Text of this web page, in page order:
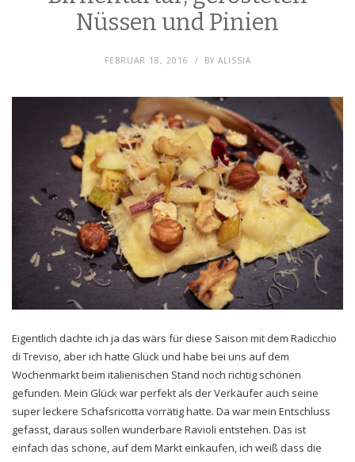
Nüssen und Pinien
FEBRUAR 18, 2016 BY ALISSIA
Eigentlich dachte ich ja das wärs für diese Saison mit dem Radicchio
di Treviso, aber ich hatte Glück und habe bei uns auf dem
Wochenmarkt beim italienischen Stand noch richtig schönen
gefunden. Mein Glück war perfekt als der Verkäufer auch seine
super leckere Schafsricotta vorrätig hatte. Da war mein Entschluss
gefasst, daraus sollen wunderbare Ravioli entstehen. Das ist
einfach das schöne, auf dem Markt einkaufen, ich weiß dass die